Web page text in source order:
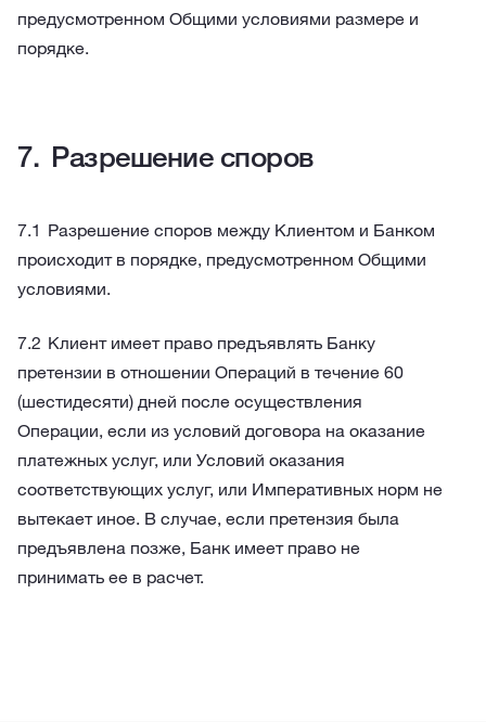
предусмотренном Общими условиями размере и
порядке.
Разрешение споров
Разрешение споров между Клиентом и Банком
происходит в порядке, предусмотренном Общими
условиями.
Клиент имеет право предъявлять Банку
претензии в отношении Операций в течение 60
(шестидесяти) дней после осуществления
Операции, если из условий договора на оказание
платежных услуг, или Условий оказания
соответствующих услуг, или Императивных норм не
вытекает иное. В случае, если претензия была
предъявлена позже, Банк имеет право не
принимать ее в расчет.